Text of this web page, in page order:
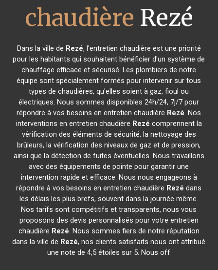
chaudière Rezé
Dans la ville de Rezé, l'entretien chaudière est une priorité
pour les habitants qui souhaitent bénéficier d'un système de
chauffage efficace et sécurisé. Les plombiers de notre
équipe sont spécialement formés pour intervenir sur tous
types de chaudières, qu'elles soient à gaz, fioul ou
électriques. Nous sommes disponibles 24h/24, 7j/7 pour
répondre à vos besoins en entretien chaudière Rezé. Nos
interventions en entretien chaudière Rezé comprennent la
vérification des éléments de sécurité, la nettoyage des
brûleurs, la vérification des niveaux de gaz et de pression,
ainsi que la détection de fuites éventuelles. Nous travaillons
avec des équipements de pointe pour garantir une
intervention rapide et efficace. Nous nous engageons à
répondre à vos besoins en entretien chaudière Rezé dans
les délais les plus brefs, souvent dans la journée même.
Nos tarifs sont compétitifs et transparents, nous vous
proposons des devis personnalisés pour votre entretien
chaudière Rezé. Nous sommes fiers de notre réputation
dans la ville de Rezé, nos clients satisfaits nous ont attribué
une note de 4,5 étoiles sur 5. Nous off